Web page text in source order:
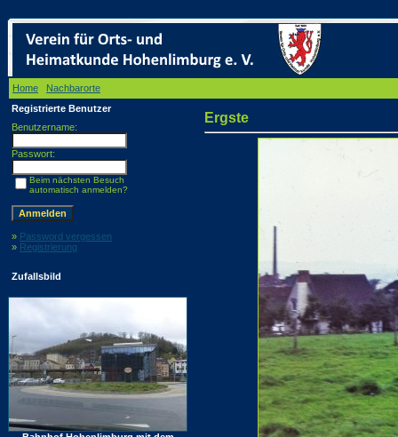
Home Nachbarorte
Registrierte Benutzer
Benutzername:
Passwort:
Beim nächsten Besuch
automatisch anmelden?
» Password vergessen
» Registrierung
Zufallsbild
Ergste